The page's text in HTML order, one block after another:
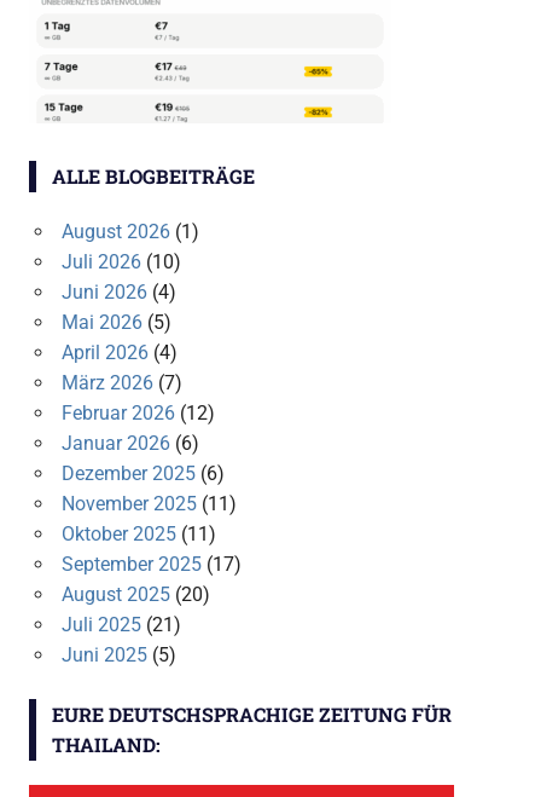
ALLE BLOGBEITRÄGE
August 2026(1)
Juli 2026(10)
Juni 2026(4)
Mai 2026(5)
April 2026(4)
März 2026(7)
Februar 2026(12)
Januar 2026(6)
Dezember 2025(6)
November 2025(11)
Oktober 2025(11)
September 2025(17)
August 2025(20)
Juli 2025(21)
Juni 2025(5)
EURE DEUTSCHSPRACHIGE ZEITUNG FÜR
THAILAND: